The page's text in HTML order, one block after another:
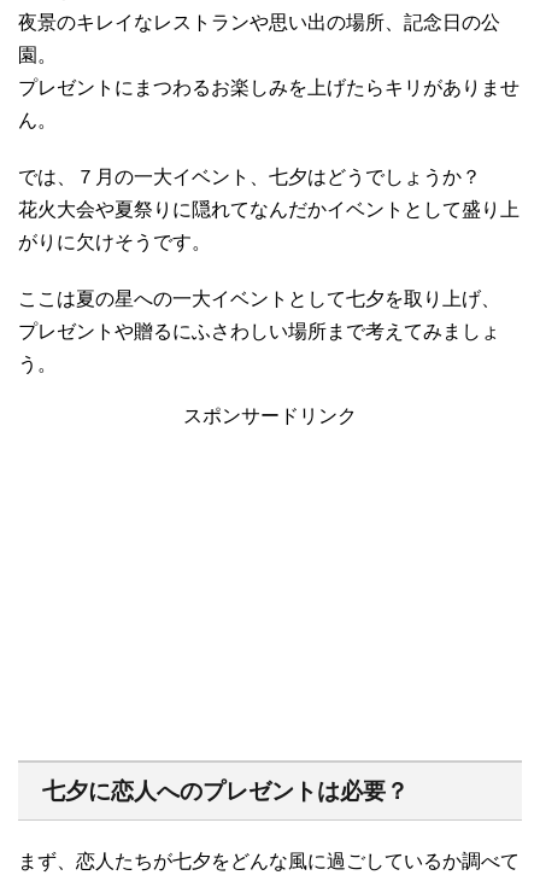
夜景のキレイなレストランや思い出の場所、記念日の公
園。
プレゼントにまつわるお楽しみを上げたらキリがありませ
ん。
では、７月の一大イベント、七夕はどうでしょうか？
花火大会や夏祭りに隠れてなんだかイベントとして盛り上
がりに欠けそうです。
ここは夏の星への一大イベントとして七夕を取り上げ、
プレゼントや贈るにふさわしい場所まで考えてみましょ
う。
スポンサードリンク
七夕に恋人へのプレゼントは必要？
まず、恋人たちが七夕をどんな風に過ごしているか調べて